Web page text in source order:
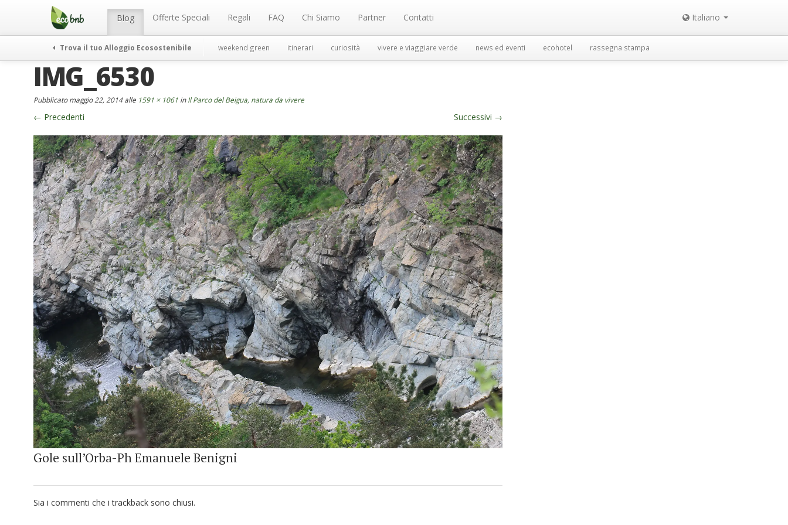
Menu Blog Offerte Speciali Regali FAQ Chi Siamo Partner Contatti Italiano
Trova il tuo Alloggio Ecosostenibile weekend green itinerari curiosità vivere e viaggiare verde news ed eventi ecohotel rassegna stampa
IMG_6530
Pubblicatomaggio 22, 2014alle 1591 × 1061 inIl Parco del Beigua, natura da vivere
← Precedenti Successivi →
Gole sull’Orba-Ph Emanuele Benigni
Sia i commenti che i trackback sono chiusi.